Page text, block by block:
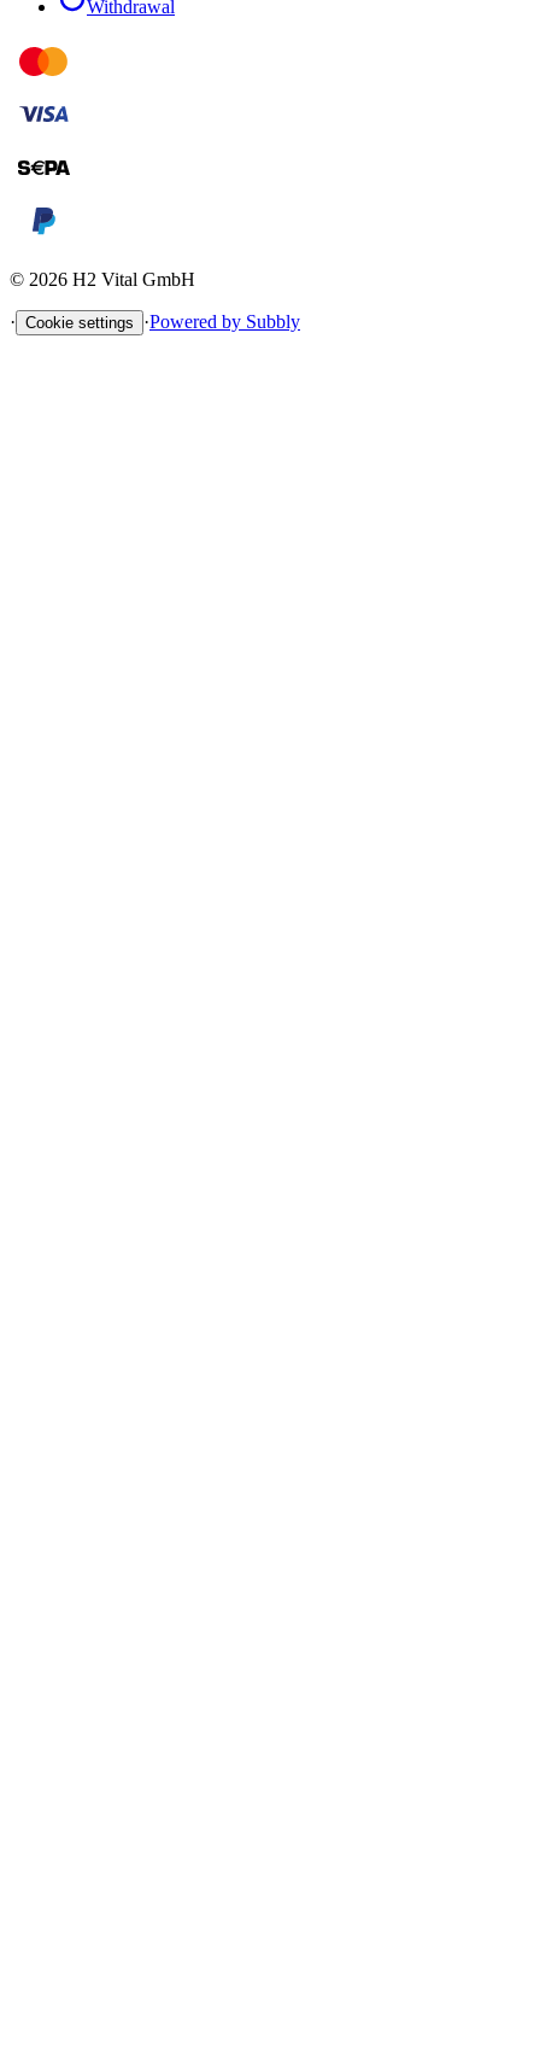
Withdrawal
© 2026 H2 Vital GmbH
· Cookie settings ·Powered by Subbly